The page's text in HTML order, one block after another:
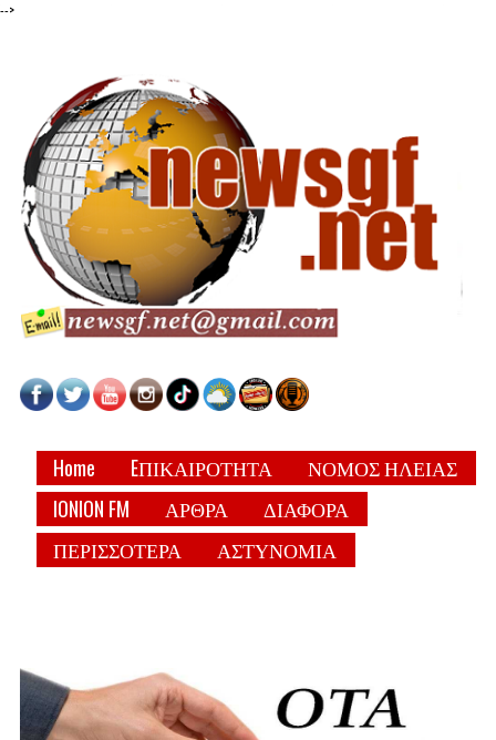
-->
Home EΠΙΚΑΙΡΟΤΗΤΑ
ΝΟΜΟΣ ΗΛΕΙΑΣ
IONION FM
ΑΡΘΡΑ
ΔΙΑΦΟΡΑ
ΠΕΡΙΣΣΟΤΕΡΑ
ΑΣΤΥΝΟΜΙΑ